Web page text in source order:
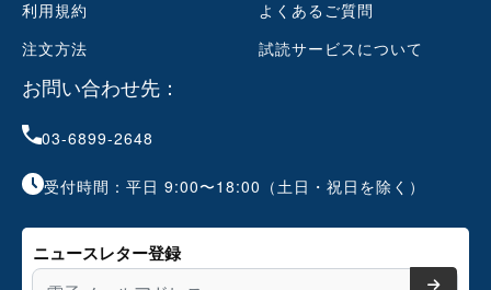
利用規約
注文方法
よくあるご質問
試読サービスについて
お問い合わせ先：
03-6899-2648
受付時間：平日 9:00〜18:00（土日・祝日を除く）
ニュースレター登録